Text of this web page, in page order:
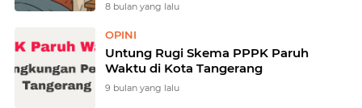
8 bulan yang lalu
OPINI
Untung Rugi Skema PPPK Paruh
Waktu di Kota Tangerang
9 bulan yang lalu